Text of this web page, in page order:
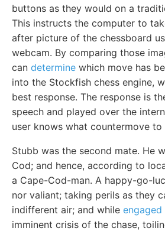
buttons as they would on a
This instructs the computer to
after picture of the chessboard
webcam. By comparing those
can determine which move has
into the Stockfish chess engine,
best response. The response is
speech and played over the
user knows what countermove to
Stubb was the second mate. He
Cod; and hence, according to
a Cape-Cod-man. A happy-go-
nor valiant; taking perils as they
indifferent air; and while engaged
imminent crisis of the chase,